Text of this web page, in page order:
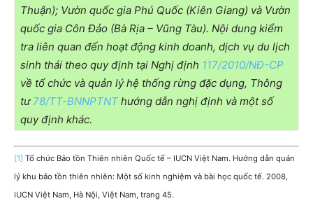
Thuận); Vườn quốc gia Phú Quốc (Kiên Giang) và Vườn
quốc gia Côn Đảo (Bà Rịa – Vũng Tàu). Nội dung kiểm
tra liên quan đến hoạt động kinh doanh, dịch vụ du lịch
sinh thái theo quy định tại Nghị định 117/2010/NĐ-CP
về tổ chức và quản lý hệ thống rừng đặc dụng, Thông
tư78/TT-BNNPTNT hướng dẫn nghị định và một số
quy định khác.
[1] Tổ chức Bảo tồn Thiên nhiên Quốc tế – IUCN Việt Nam. Hướng dẫn quản
lý khu bảo tồn thiên nhiên: Một số kinh nghiệm và bài học quốc tế. 2008,
IUCN Việt Nam, Hà Nội, Việt Nam, trang 45.